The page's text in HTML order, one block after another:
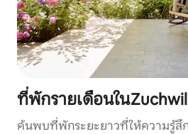
ที่พักรายเดือนในZuchwil
ค้นพบที่พักระยะยาวที่ให้ความรู้สึ